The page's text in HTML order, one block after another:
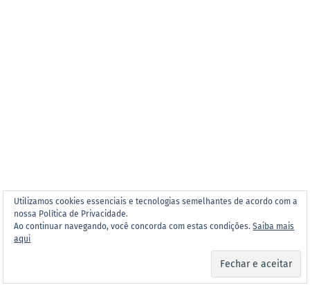
Utilizamos cookies essenciais e tecnologias semelhantes de acordo com a
nossa Política de Privacidade.
Ao continuar navegando, você concorda com estas condições.Saiba mais
aqui